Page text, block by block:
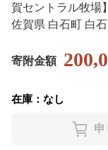
賀セントラル牧場
佐賀県
寄附金額
在庫：なし